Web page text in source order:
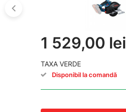
1 529,00 lei
TAXA VERDE
Disponibil la comandă